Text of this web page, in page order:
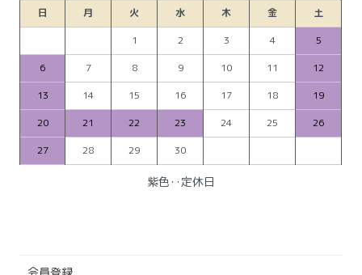
日 月 火 水 木 金
土
1
2 3 4
5
6
7 8 9 10 11
12
13
14 15 16 17 18
19
20
21 22 23 24 25
26
27
28 29 30
紫色‥定休日